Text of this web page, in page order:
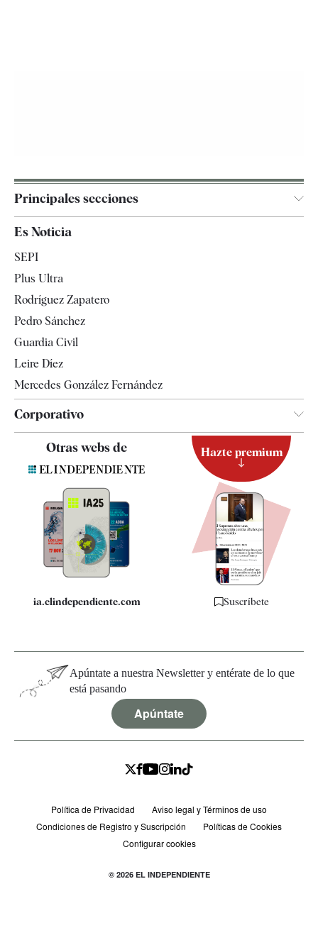
Principales secciones
España
Televisión
Es Noticia
SEPI
Plus Ultra
Rodríguez Zapatero
Pedro Sánchez
Guardia Civil
Leire Díez
Mercedes González Fernández
Corporativo
Contacto
Quiénes somos
Especificaciones
Otras webs de
ia.elindependiente.com
Hazte premium
Suscríbete
Apúntate a nuestra Newsletter y entérate de lo que
está pasando
Apúntate
Política de Privacidad
Aviso legal y Términos de uso
Condiciones de Registro y Suscripción
Políticas de Cookies
Configurar cookies
© 2026 EL INDEPENDIENTE